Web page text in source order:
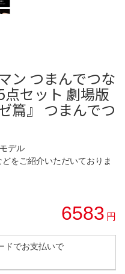
ン つまんでつな
セット 劇場版
篇』 つまんでつ
デル
をご紹介いただいておりま
6583 円
ドでお支払いで